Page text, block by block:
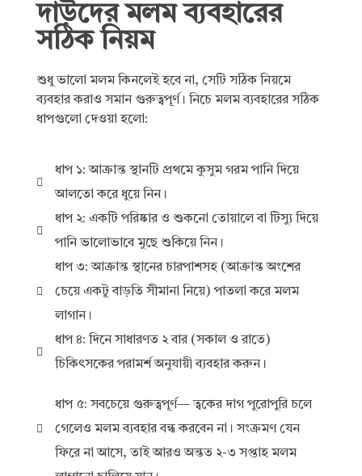
দাউদের মলম ব্যবহারের
সঠিক নিয়ম
শুধু ভালো মলম কিনলেই হবে না, সেটি সঠিক নিয়মে
ব্যবহার করাও সমান গুরুত্বপূর্ণ। নিচে মলম ব্যবহারের সঠিক
ধাপগুলো দেওয়া হলো:
ধাপ ১: আক্রান্ত স্থানটি প্রথমে কুসুম গরম পানি দিয়ে
আলতো করে ধুয়ে নিন।
ধাপ ২: একটি পরিষ্কার ও শুকনো তোয়ালে বা টিস্যু দিয়ে
পানি ভালোভাবে মুছে শুকিয়ে নিন।
ধাপ ৩: আক্রান্ত স্থানের চারপাশসহ (আক্রান্ত অংশের
চেয়ে একটু বাড়তি সীমানা নিয়ে) পাতলা করে মলম
লাগান।
ধাপ ৪: দিনে সাধারণত ২ বার (সকাল ও রাতে)
চিকিৎসকের পরামর্শ অনুযায়ী ব্যবহার করুন।
ধাপ ৫: সবচেয়ে গুরুত্বপূর্ণ— ত্বকের দাগ পুরোপুরি চলে
গেলেও মলম ব্যবহার বন্ধ করবেন না। সংক্রমণ যেন
ফিরে না আসে, তাই আরও অন্তত ২-৩ সপ্তাহ মলম